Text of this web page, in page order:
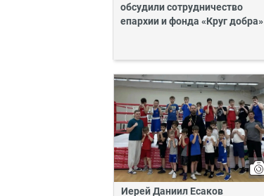
обсудили сотрудничество
епархии и фонда «Круг добра»
Иерей Даниил Есаков